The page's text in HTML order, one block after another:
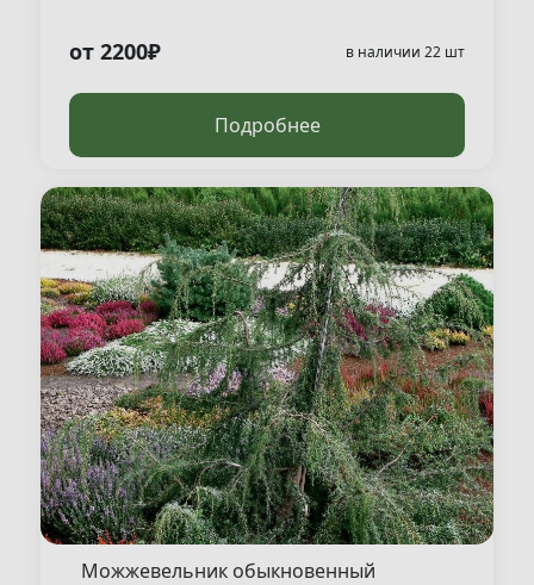
от 2200₽ в наличии 22 шт
Подробнее
Можжевельник обыкновенный